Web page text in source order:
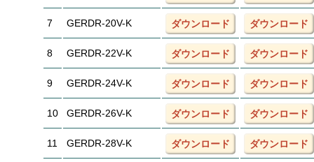
7 GERDR-20V-K ダウンロード ダウンロード
8 GERDR-22V-K ダウンロード ダウンロード
9 GERDR-24V-K ダウンロード ダウンロード
10 GERDR-26V-K ダウンロード ダウンロード
11 GERDR-28V-K ダウンロード ダウンロード